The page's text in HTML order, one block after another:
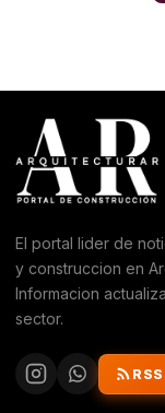
El portal lider de
y construccion en
Informacion
sector.
RSS